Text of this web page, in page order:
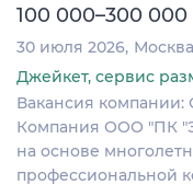
100 000–300 000
30 июля 2026 Москва
Джейкет, сервис
Вакансия
Компания ООО "ПК
на основе
профессиональной